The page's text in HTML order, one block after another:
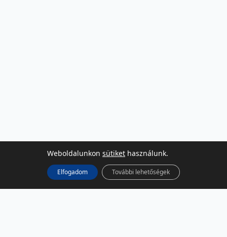
Weboldalunkon sütiket használunk.
Elfogadom További lehetőségek